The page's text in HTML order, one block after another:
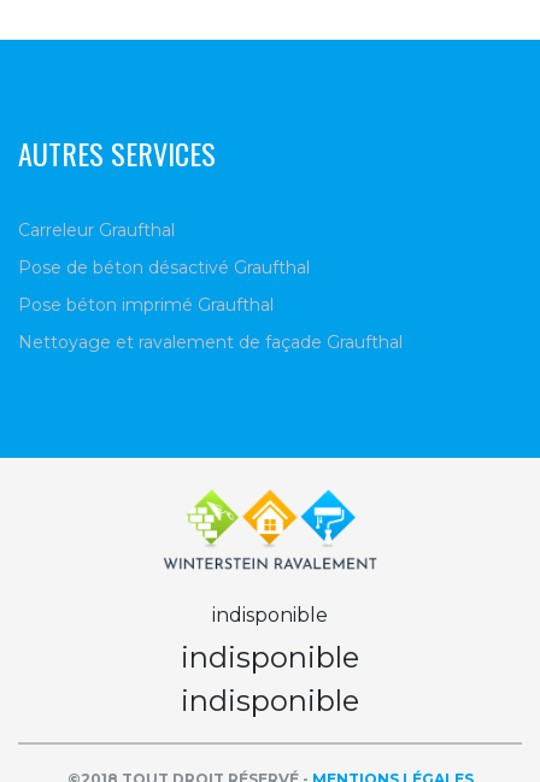
AUTRES SERVICES
Carreleur Graufthal
Pose de béton désactivé Graufthal
Pose béton imprimé Graufthal
Nettoyage et ravalement de façade Graufthal
indisponible
indisponible
indisponible